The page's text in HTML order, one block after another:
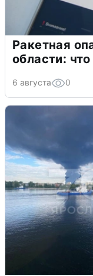
Ракетная
области:
6 августа 0